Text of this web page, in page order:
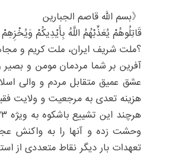
《بسم الله قاصم الجبارین
قَاتِلُوهُمْ یُعَذِّبْهُمُ اللَّهُ بِأَیْدِیکُمْ
؟ملت شریف ایران، ملت کریم و
آفرین بر شما مردمان مومن و بصیر
عشق عمیق متقابل مردم و والی
هزینه تعدی به مرجعیت و ولایت
وحشت زده و آنها را به واکنش
تعهدات بار دیگر نقاط متعددی